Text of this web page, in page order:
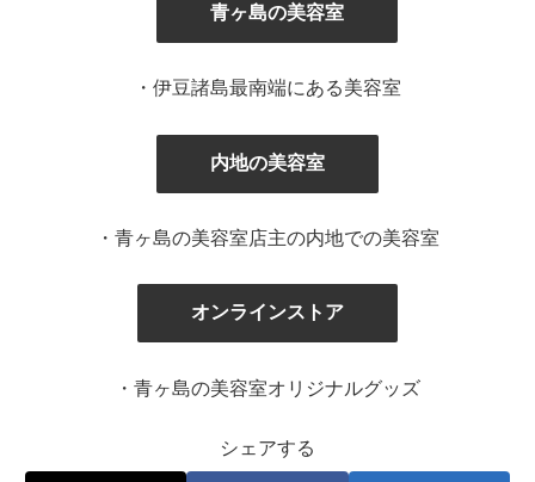
青ヶ島の美容室
・伊豆諸島最南端にある美容室
内地の美容室
・青ヶ島の美容室店主の内地での美容室
オンラインストア
・青ヶ島の美容室オリジナルグッズ
シェアする